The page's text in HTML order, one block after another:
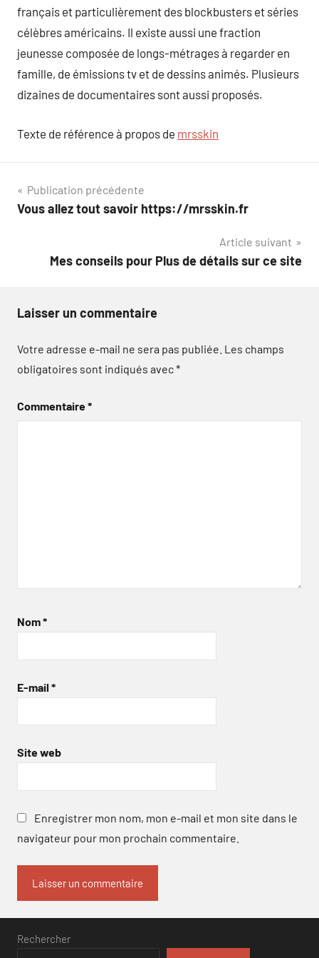
français et particulièrement des blockbusters et séries
célèbres américains. Il existe aussi une fraction
jeunesse composée de longs-métrages à regarder en
famille, de émissions tv et de dessins animés. Plusieurs
dizaines de documentaires sont aussi proposés.
Texte de référence à propos de mrsskin
Navigation
de
Publication précédente
Vous allez tout savoir https://mrsskin.fr
Article suivant
Mes conseils pour Plus de détails sur ce site
Laisser un commentaire
Votre adresse e-mail ne sera pas publiée. Les champs
obligatoires sont indiqués avec*
Commentaire*
Nom*
E-mail *
Site web
Enregistrer mon nom, mon e-mail et mon site dans le
navigateur pour mon prochain commentaire.
Rechercher